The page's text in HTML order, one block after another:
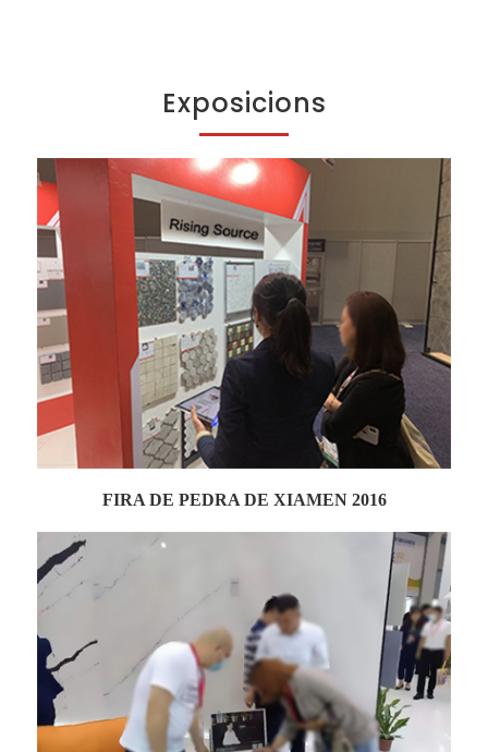
Exposicions
FIRA DE PEDRA DE XIAMEN 2016